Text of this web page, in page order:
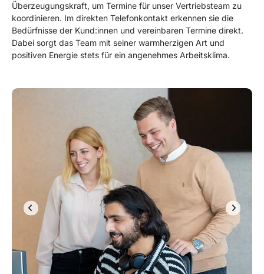
Überzeugungskraft, um Termine für unser Vertriebsteam zu
koordinieren. Im direkten Telefonkontakt erkennen sie die
Bedürfnisse der Kund:innen und vereinbaren Termine direkt.
Dabei sorgt das Team mit seiner warmherzigen Art und
positiven Energie stets für ein angenehmes Arbeitsklima.